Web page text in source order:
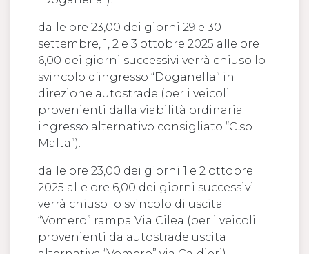
dalle ore 23,00 dei giorni 29 e 30
settembre, 1, 2 e 3 ottobre 2025 alle ore
6,00 dei giorni successivi verrà chiuso lo
svincolo d’ingresso “Doganella” in
direzione autostrade (per i veicoli
provenienti dalla viabilità ordinaria
ingresso alternativo consigliato “C.so
Malta”).
dalle ore 23,00 dei giorni 1 e 2 ottobre
2025 alle ore 6,00 dei giorni successivi
verrà chiuso lo svincolo di uscita
“Vomero” rampa Via Cilea (per i veicoli
provenienti da autostrade uscita